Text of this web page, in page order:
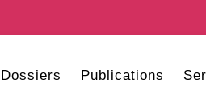
Dossiers Publications